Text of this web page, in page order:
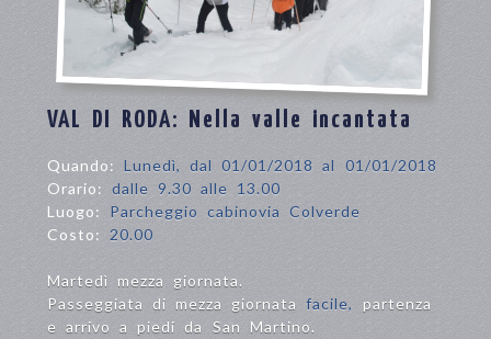
VAL DI RODA: Nella valle incantata
Quando: Lunedì, dal 01/01/2018 al 01/01/2018
Orario: dalle 9.30 alle 13.00
Luogo: Parcheggio cabinovia Colverde
Costo: 20.00
Martedì mezza giornata.
Passeggiata di mezza giornata facile,
partenza
e arrivo a piedi da San Martino.